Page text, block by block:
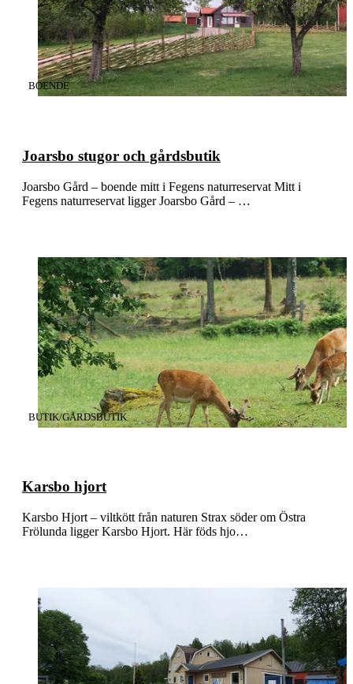
Joarsbo stugor och gårdsbutik
KATEGORI:
BOENDE
Joarsbo Gård – boende mitt i Fegens naturreservat Mitt i
Fegens naturreservat ligger Joarsbo Gård – …
Karsbo hjort
KATEGORI:
BUTIK/GÅRDSBUTIK
Karsbo Hjort – viltkött från naturen Strax söder om Östra
Frölunda ligger Karsbo Hjort. Här föds hjo…